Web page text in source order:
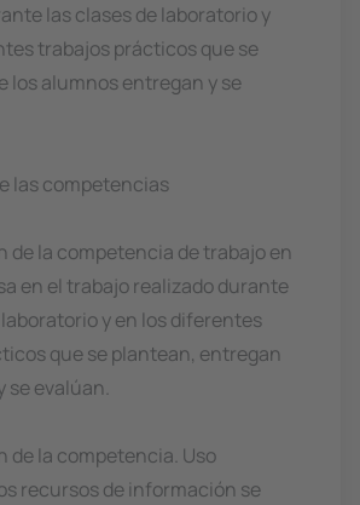
las clases de laboratorio y
trabajos prácticos que se
los alumnos entregan y se
las competencias
de la competencia de trabajo en
en el trabajo realizado durante
y en los diferentes
que se plantean, entregan
se evalúan.
de la competencia. Uso
recursos de información se